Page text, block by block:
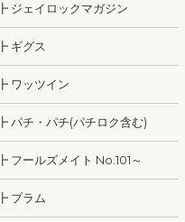
┣ ジェイロックマガジン
┣ ギグス
┣ ワッツイン
┣ パチ・パチ(パチロク含む)
┣ フールズメイト No.101～
┣ プラム